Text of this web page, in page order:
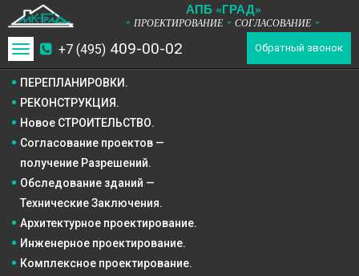
АПБ «ГРАД»
* ПРОЕКТИРОВАНИЕ * СОГЛАСОВАНИЕ *
+7 (495) 409-00-02 Обратный звонок
Toggle
navigation
ПЕРЕПЛАНИРОВКИ.
РЕКОНСТРУКЦИЯ.
Новое СТРОИТЕЛЬСТВО.
Согласование проектов —
получение Разрешений.
Обследование зданий —
Технические Заключения.
Архитектурное проектирование.
Инженерное проектирование.
Комплексное проектирование.